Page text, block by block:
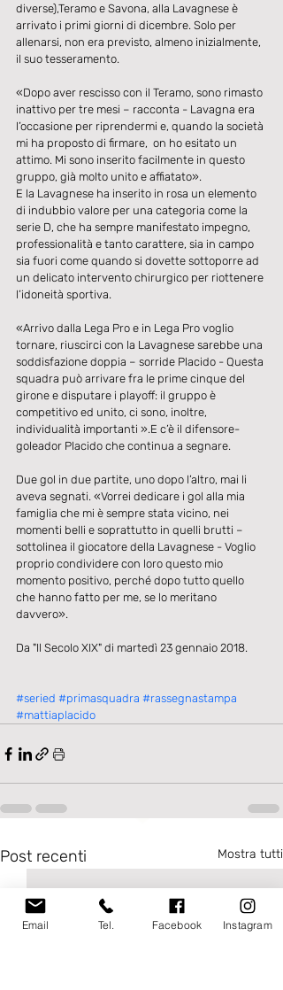
diverse),Teramo e Savona, alla Lavagnese è
arrivato i primi giorni di dicembre. Solo per
allenarsi, non era previsto, almeno inizialmente,
il suo tesseramento.
«Dopo aver rescisso con il Teramo, sono rimasto
inattivo per tre mesi – racconta - Lavagna era
l’occasione per riprendermi e, quando la società
mi ha proposto di firmare,  on ho esitato un
attimo. Mi sono inserito facilmente in questo
gruppo, già molto unito e affiatato».
E la Lavagnese ha inserito in rosa un elemento
di indubbio valore per una categoria come la
serie D, che ha sempre manifestato impegno,
professionalità e tanto carattere, sia in campo
sia fuori come quando si dovette sottoporre ad
un delicato intervento chirurgico per riottenere
l’idoneità sportiva.
«Arrivo dalla Lega Pro e in Lega Pro voglio
tornare, riuscirci con la Lavagnese sarebbe una
soddisfazione doppia – sorride Placido - Questa
squadra può arrivare fra le prime cinque del
girone e disputare i playoff: il gruppo è
competitivo ed unito, ci sono, inoltre,
individualità importanti ».E c’è il difensore-
goleador Placido che continua a segnare.
Due gol in due partite, uno dopo l’altro, mai li
aveva segnati. «Vorrei dedicare i gol alla mia
famiglia che mi è sempre stata vicino, nei
momenti belli e soprattutto in quelli brutti –
sottolinea il giocatore della Lavagnese - Voglio
proprio condividere con loro questo mio
momento positivo, perché dopo tutto quello
che hanno fatto per me, se lo meritano
davvero».
Da "Il Secolo XIX" di martedì 23 gennaio 2018.
#seried #primasquadra #rassegnastampa
#mattiaplacido
Post recenti Mostra tutti
Email Tel. Facebook Instagram